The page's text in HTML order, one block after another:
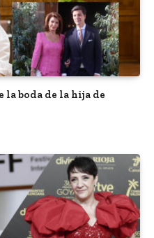
la boda de la hija de